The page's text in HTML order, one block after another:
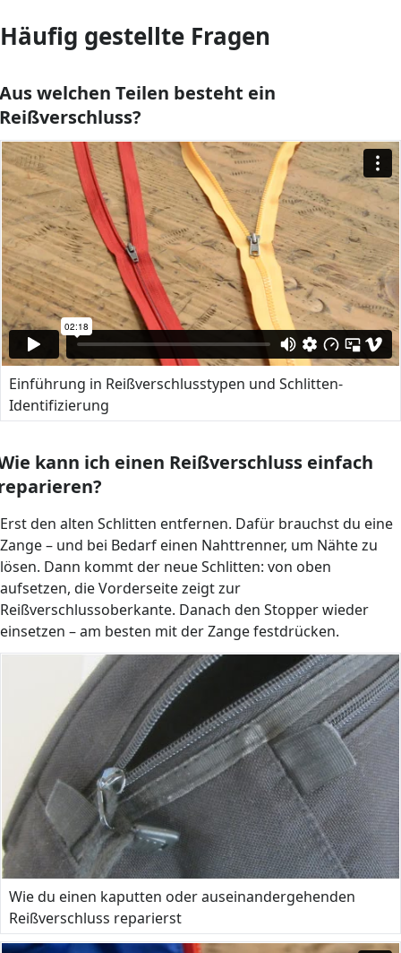
Häufig gestellte Fragen
welchen Teilen besteht ein
Einführung in Reißverschlusstypen und Schlitten-
Identifizierung
kann ich einen Reißverschluss einfach
Erst den alten Schlitten entfernen. Dafür brauchst du eine
Zange – und bei Bedarf einen Nahttrenner, um Nähte zu
lösen. Dann kommt der neue Schlitten: von oben
aufsetzen, die Vorderseite zeigt zur
Reißverschlussoberkante. Danach den Stopper wieder
einsetzen – am besten mit der Zange festdrücken.
Wie du einen kaputten oder auseinandergehenden
Reißverschluss reparierst